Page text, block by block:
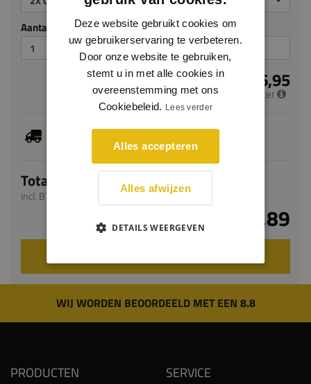
Aantal stuks
€ 6,95
per meter
Je hebt gekozen voor maatwerk, de verwachte
levertijd bedraagt 5-7 werkdagen
Totaal
incl. BTW
€ 33,89
WIJ WORDEN BEOORDEELD MET EEN 8.8
PRODUCTEN SERVICE
Deze website gebruikt cookies om
uw gebruikerservaring te verbeteren.
Door onze website te gebruiken,
stemt u in met alle cookies in
overeenstemming met ons
Cookiebeleid. Lees verder
Alles accepteren
Alles afwijzen
DETAILS WEERGEVEN